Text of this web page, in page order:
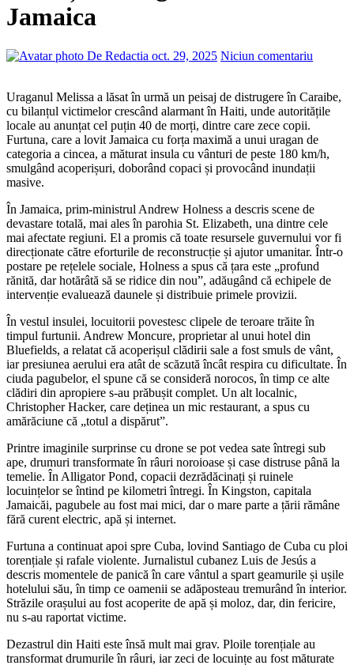
Jamaica
De Redactia oct. 29, 2025 Niciun comentariu
Uraganul Melissa a lăsat în urmă un peisaj de distrugere în Caraibe,
cu bilanțul victimelor crescând alarmant în Haiti, unde autoritățile
locale au anunțat cel puțin 40 de morți, dintre care zece copii.
Furtuna, care a lovit Jamaica cu forța maximă a unui uragan de
categoria a cincea, a măturat insula cu vânturi de peste 180 km/h,
smulgând acoperișuri, doborând copaci și provocând inundații
masive.
În Jamaica, prim-ministrul Andrew Holness a descris scene de
devastare totală, mai ales în parohia St. Elizabeth, una dintre cele
mai afectate regiuni. El a promis că toate resursele guvernului vor fi
direcționate către eforturile de reconstrucție și ajutor umanitar. Într-o
postare pe rețelele sociale, Holness a spus că țara este „profund
rănită, dar hotărâtă să se ridice din nou”, adăugând că echipele de
intervenție evaluează daunele și distribuie primele provizii.
În vestul insulei, locuitorii povestesc clipele de teroare trăite în
timpul furtunii. Andrew Moncure, proprietar al unui hotel din
Bluefields, a relatat că acoperișul clădirii sale a fost smuls de vânt,
iar presiunea aerului era atât de scăzută încât respira cu dificultate. În
ciuda pagubelor, el spune că se consideră norocos, în timp ce alte
clădiri din apropiere s-au prăbușit complet. Un alt localnic,
Christopher Hacker, care deținea un mic restaurant, a spus cu
amărăciune că „totul a dispărut”.
Printre imaginile surprinse cu drone se pot vedea sate întregi sub
ape, drumuri transformate în râuri noroioase și case distruse până la
temelie. În Alligator Pond, copacii dezrădăcinați și ruinele
locuințelor se întind pe kilometri întregi. În Kingston, capitala
Jamaicăi, pagubele au fost mai mici, dar o mare parte a țării rămâne
fără curent electric, apă și internet.
Furtuna a continuat apoi spre Cuba, lovind Santiago de Cuba cu ploi
torențiale și rafale violente. Jurnalistul cubanez Luis de Jesús a
descris momentele de panică în care vântul a spart geamurile și ușile
hotelului său, în timp ce oamenii se adăposteau tremurând în interior.
Străzile orașului au fost acoperite de apă și moloz, dar, din fericire,
nu s-au raportat victime.
Dezastrul din Haiti este însă mult mai grav. Ploile torențiale au
transformat drumurile în râuri, iar zeci de locuințe au fost măturate